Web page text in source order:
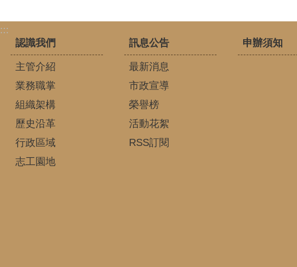
:::
認識我們
主管介紹
業務職掌
組織架構
歷史沿革
行政區域
志工園地
訊息公告
最新消息
市政宣導
榮譽榜
活動花絮
RSS訂閱
申辦須知